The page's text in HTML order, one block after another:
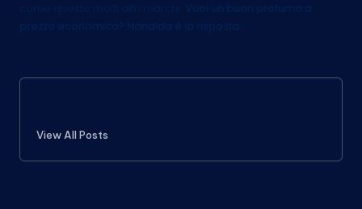
come questo molti altri marchi.
Vuoi un buon profumo a
prezzo economico? Nandida è la risposta.
View All Posts